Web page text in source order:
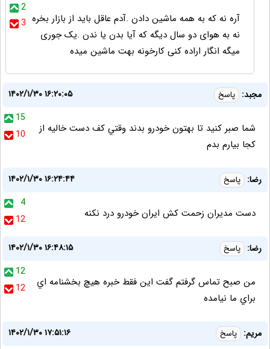
2
3 آره نه که به همه ماشين دادن .آدم عاقل باید از بازار بخره
نه به هوای دو سال دیگه که آیا بدن یا ندن .یک جوری
میگه انگار اراده کنی کارخونه بهت ماشين میده
مجبد: پاسخ
۱۴۰۲/۱/۳۰ ۱۶:۲۰:۰۵
15
10
شما صبر كنيد تا بهتون خودرو بدند وقتي كف دست خاليه از
كجا بيارم بدم
رضا: پاسخ
۱۴۰۲/۱/۳۰ ۱۶:۲۴:۴۴
4
12
دست مدیران زحمت کش ایران خودرو درد نکنه
رضا: پاسخ
۱۴۰۲/۱/۳۰ ۱۶:۴۸:۱۵
12
12
من صبح تماس گرفتم گفت اين فقط خبره هيچ بخشنامه اي
براي ما نيامده
مریم: پاسخ
۱۴۰۲/۱/۳۰ ۱۷:۵۱:۱۶